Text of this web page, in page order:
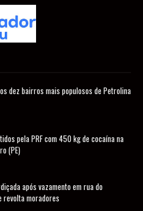
dez bairros mais populosos de Petrolina
pela PRF com 450 kg de cocaína na
(PE)
após vazamento em rua do
revolta moradores